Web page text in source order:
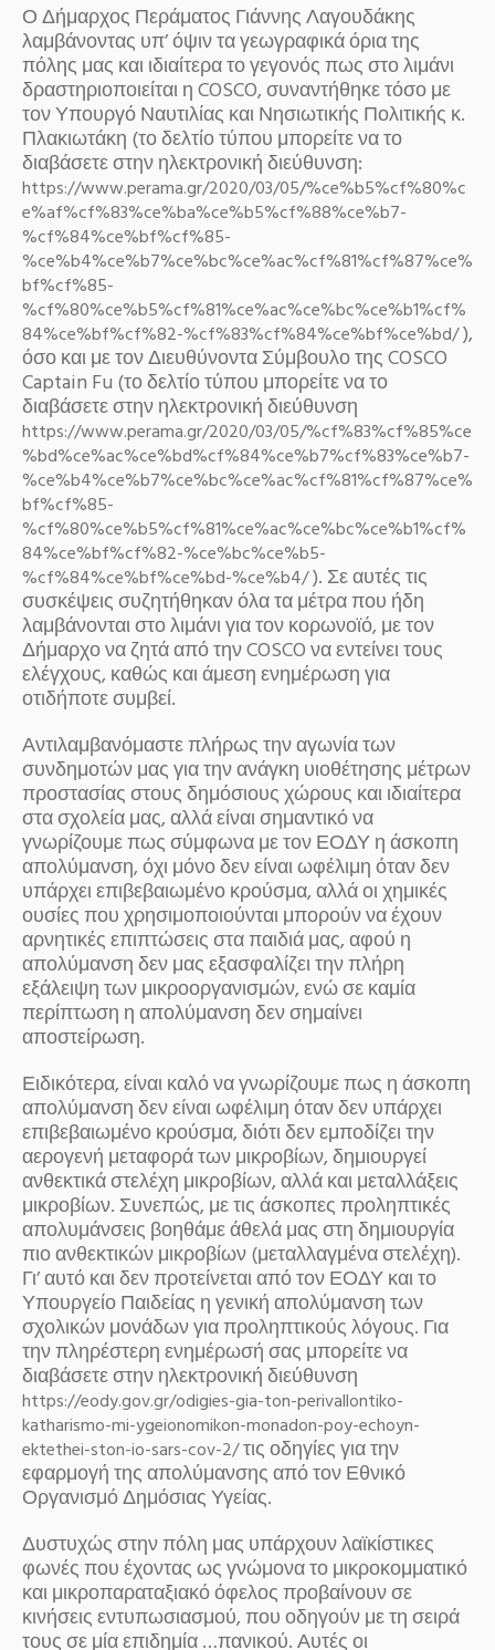
Ο Δήμαρχος Περάματος Γιάννης Λαγουδάκης
λαμβάνοντας υπ’ όψιν τα γεωγραφικά όρια της
πόλης μας και ιδιαίτερα το γεγονός πως στο λιμάνι
δραστηριοποιείται η COSCO, συναντήθηκε τόσο με
τον Υπουργό Ναυτιλίας και Νησιωτικής Πολιτικής κ.
Πλακιωτάκη (το δελτίο τύπου μπορείτε να το
διαβάσετε στην ηλεκτρονική διεύθυνση:
https://www.perama.gr/2020/03/05/%ce%b5%cf%80%c
e%af%cf%83%ce%ba%ce%b5%cf%88%ce%b7-
%cf%84%ce%bf%cf%85-
%ce%b4%ce%b7%ce%bc%ce%ac%cf%81%cf%87%ce%
bf%cf%85-
%cf%80%ce%b5%cf%81%ce%ac%ce%bc%ce%b1%cf%
84%ce%bf%cf%82-%cf%83%cf%84%ce%bf%ce%bd/),
όσο και με τον Διευθύνοντα Σύμβουλο της COSCO
Captain Fu (το δελτίο τύπου μπορείτε να το
διαβάσετε στην ηλεκτρονική διεύθυνση
https://www.perama.gr/2020/03/05/%cf%83%cf%85%ce
%bd%ce%ac%ce%bd%cf%84%ce%b7%cf%83%ce%b7-
%ce%b4%ce%b7%ce%bc%ce%ac%cf%81%cf%87%ce%
bf%cf%85-
%cf%80%ce%b5%cf%81%ce%ac%ce%bc%ce%b1%cf%
84%ce%bf%cf%82-%ce%bc%ce%b5-
%cf%84%ce%bf%ce%bd-%ce%b4/). Σε αυτές τις
συσκέψεις συζητήθηκαν όλα τα μέτρα που ήδη
λαμβάνονται στο λιμάνι για τον κορωνοϊό, με τον
Δήμαρχο να ζητά από την COSCO να εντείνει τους
ελέγχους, καθώς και άμεση ενημέρωση για
οτιδήποτε συμβεί.
Αντιλαμβανόμαστε πλήρως την αγωνία των
συνδημοτών μας για την ανάγκη υιοθέτησης μέτρων
προστασίας στους δημόσιους χώρους και ιδιαίτερα
στα σχολεία μας, αλλά είναι σημαντικό να
γνωρίζουμε πως σύμφωνα με τον ΕΟΔΥ η άσκοπη
απολύμανση, όχι μόνο δεν είναι ωφέλιμη όταν δεν
υπάρχει επιβεβαιωμένο κρούσμα, αλλά οι χημικές
ουσίες που χρησιμοποιούνται μπορούν να έχουν
αρνητικές επιπτώσεις στα παιδιά μας, αφού η
απολύμανση δεν μας εξασφαλίζει την πλήρη
εξάλειψη των μικροοργανισμών, ενώ σε καμία
περίπτωση η απολύμανση δεν σημαίνει
αποστείρωση.
Ειδικότερα, είναι καλό να γνωρίζουμε πως η άσκοπη
απολύμανση δεν είναι ωφέλιμη όταν δεν υπάρχει
επιβεβαιωμένο κρούσμα, διότι δεν εμποδίζει την
αερογενή μεταφορά των μικροβίων, δημιουργεί
ανθεκτικά στελέχη μικροβίων, αλλά και μεταλλάξεις
μικροβίων. Συνεπώς, με τις άσκοπες προληπτικές
απολυμάνσεις βοηθάμε άθελά μας στη δημιουργία
πιο ανθεκτικών μικροβίων (μεταλλαγμένα στελέχη).
Γι’ αυτό και δεν προτείνεται από τον ΕΟΔΥ και το
Υπουργείο Παιδείας η γενική απολύμανση των
σχολικών μονάδων για προληπτικούς λόγους. Για
την πληρέστερη ενημέρωσή σας μπορείτε να
διαβάσετε στην ηλεκτρονική διεύθυνση
https://eody.gov.gr/odigies-gia-ton-perivallontiko-
katharismo-mi-ygeionomikon-monadon-poy-echoyn-
ektethei-ston-io-sars-cov-2/τις οδηγίες για την
εφαρμογή της απολύμανσης από τον Εθνικό
Οργανισμό Δημόσιας Υγείας.
Δυστυχώς στην πόλη μας υπάρχουν λαϊκίστικες
φωνές που έχοντας ως γνώμονα το μικροκομματικό
και μικροπαραταξιακό όφελος προβαίνουν σε
κινήσεις εντυπωσιασμού, που οδηγούν με τη σειρά
τους σε μία επιδημία …πανικού. Αυτές οι